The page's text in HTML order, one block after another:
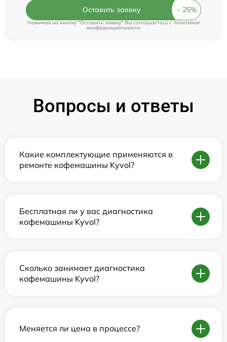
Оставить заявку
Нажимая на кнопку "Оставить заявку" Вы соглашаетесь cполитикой
конфиденциальности
Вопросы и ответы
Какие комплектующие применяются в
ремонте кофемашины Kyvol?
Бесплатная ли у вас диагностика
кофемашины Kyvol?
Сколько занимает диагностика
кофемашины Kyvol?
Меняется ли цена в процессе?